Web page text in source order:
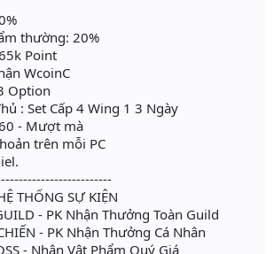
thường: 20%
Point
WcoinC
Option
: Set Cấp 4 Wing 1 3 Ngày
- Mượt mà
trên mỗi PC
THỐNG SỰ KIỆN
- PK Nhận Thưởng Toàn Guild
- PK Nhận Thưởng Cá Nhân
- Nhận Vật Phẩm Quý Giá